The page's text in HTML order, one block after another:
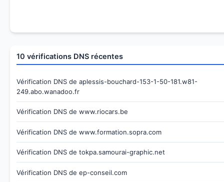
10 vérifications DNS récentes
Vérification DNS de aplessis-bouchard-153-1-50-181.w81-
249.abo.wanadoo.fr
Vérification DNS de www.riocars.be
Vérification DNS de www.formation.sopra.com
Vérification DNS de tokpa.samourai-graphic.net
Vérification DNS de ep-conseil.com